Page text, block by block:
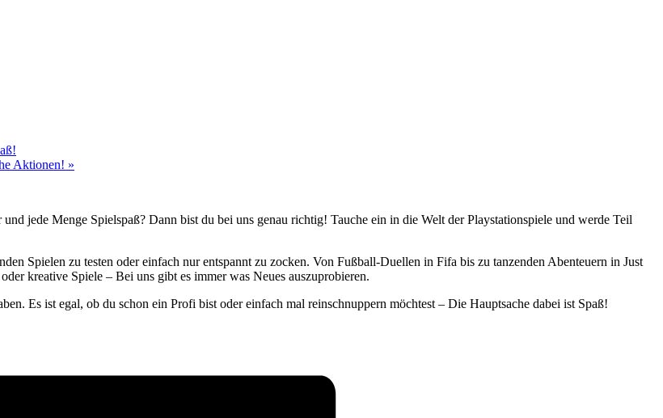
Aktionen! »
jede Menge Spielspaß? Dann bist du bei uns genau richtig! Tauche ein in die Welt der Playstationspiele und werde Teil
Spielen zu testen oder einfach nur entspannt zu zocken. Von Fußball-Duellen in Fifa bis zu tanzenden Abenteuern in Just
kreative Spiele – Bei uns gibt es immer was Neues auszuprobieren.
Es ist egal, ob du schon ein Profi bist oder einfach mal reinschnuppern möchtest – Die Hauptsache dabei ist Spaß!